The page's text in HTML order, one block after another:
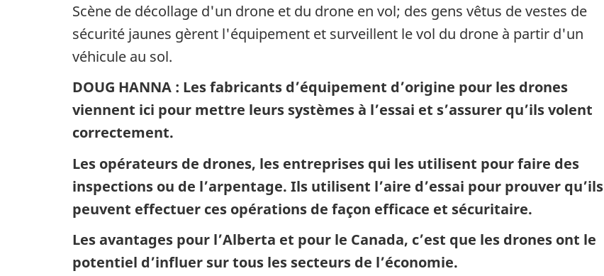
Scène de décollage d'un drone et du drone en vol; des gens vêtus de vestes de
sécurité jaunes gèrent l'équipement et surveillent le vol du drone à partir d'un
véhicule au sol.
DOUG HANNA : Les fabricants d’équipement d’origine pour les drones
viennent ici pour mettre leurs systèmes à l’essai et s’assurer qu’ils volent
correctement.
Les opérateurs de drones, les entreprises qui les utilisent pour faire des
inspections ou de l’arpentage. Ils utilisent l’aire d’essai pour prouver qu’ils
peuvent effectuer ces opérations de façon efficace et sécuritaire.
Les avantages pour l’Alberta et pour le Canada, c’est que les drones ont le
potentiel d’influer sur tous les secteurs de l’économie.